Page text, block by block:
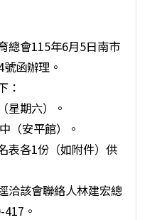
總會115年6月5日南市
函辦理。
：
星期六）。
（安平館）。
表各1份（如附件）供
洽該會聯絡人林建宏總
。